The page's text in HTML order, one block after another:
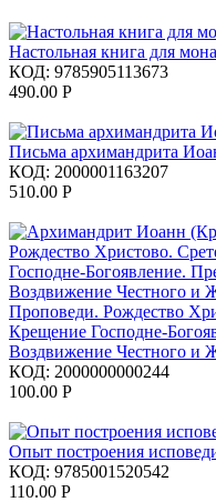
Настольная книга для
КОД: 9785905113673
490.00 Р
Письма архимандрита
КОД: 2000001163207
510.00 Р
Проповеди. Рождество
Крещение Господне-
Воздвижение Честного и
КОД: 2000000000244
100.00 Р
Опыт построения
КОД: 9785001520542
110.00 Р